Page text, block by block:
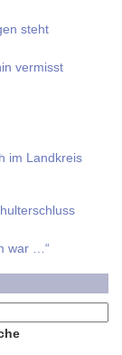
steht
vermisst
im Land­kreis
war …“